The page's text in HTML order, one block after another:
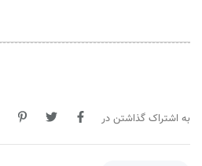
به اشتراک گذاشتن در